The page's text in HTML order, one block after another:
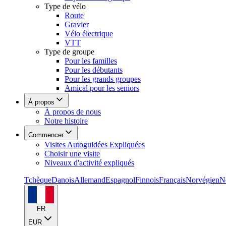
Type de vélo
Route
Gravier
Vélo électrique
VTT
Type de groupe
Pour les familles
Pour les débutants
Pour les grands groupes
Amical pour les seniors
À propos
À propos de nous
Notre histoire
Commencer
Visites Autoguidées Expliquées
Choisir une visite
Niveaux d'activité expliqués
TchèqueDanoisAllemandEspagnolFinnoisFrançaisNorvégien
FR
EUR